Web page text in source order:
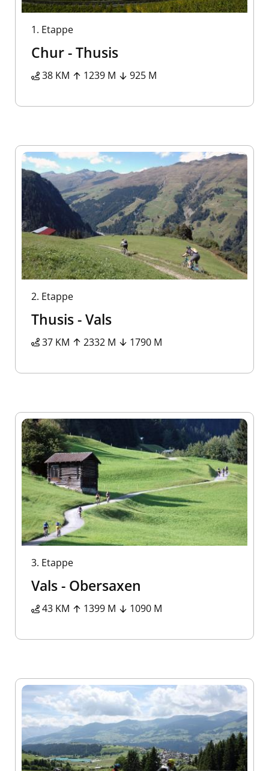
1. Etappe
Chur - Thusis
38 KM 1239 M 925 M
2. Etappe
Thusis - Vals
37 KM 2332 M 1790 M
3. Etappe
Vals - Obersaxen
43 KM 1399 M 1090 M